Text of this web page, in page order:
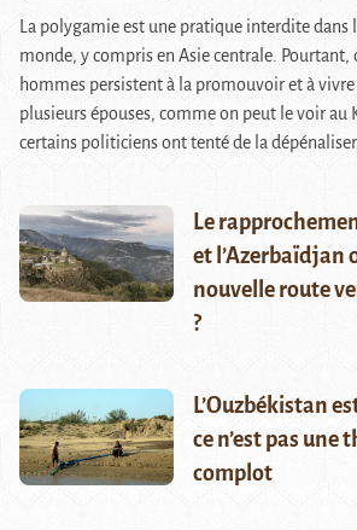
La polygamie est une pratique interdite dans
monde, y compris en Asie centrale. Pourtant,
hommes persistent à la promouvoir et à
plusieurs épouses, comme on peut le voir au
certains politiciens ont tenté de la dépénaliser.
Le
et l’Azerbaïdjan
nouvelle route
?
L’Ouzbékistan
ce n’est pas une
complot